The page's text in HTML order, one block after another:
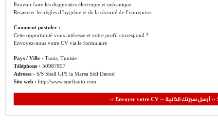
Pouvoir faire les diagnostics électrique et mécanique.
Respecter les règles d’hygiène et de la sécurité de l’entreprise.
Comment postuler :
Cette opportunité vous intéresse et votre profil correspond ?
Envoyez-nous votre CV via le formulaire
Pays / Ville › Tunis, Tunisie
Téléphone › 50987897
Adresse › S/S Shell GP9 la Marsa Sidi Daoud
Site web › http://www.srarfiauto.com
›› Envoyer votre CV ›› أرسل سيرتك الذاتية‹‹